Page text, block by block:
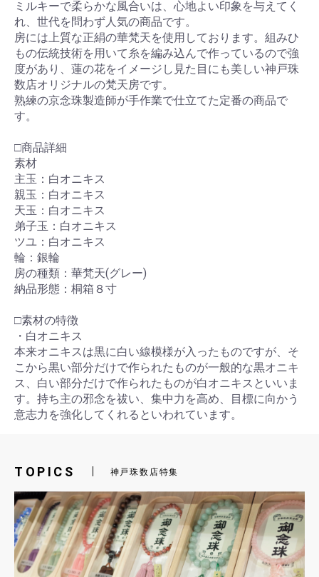
お買い物を続ける カートへ進む
ミルキーで柔らかな風合いは、心地よい印象を与えてく
れ、世代を問わず人気の商品です。
房には上質な正絹の華梵天を使用しております。組みひ
もの伝統技術を用いて糸を編み込んで作っているので強
度があり、蓮の花をイメージし見た目にも美しい神戸珠
数店オリジナルの梵天房です。
熟練の京念珠製造師が手作業で仕立てた定番の商品で
す。
□商品詳細
素材
主玉：白オニキス
親玉：白オニキス
天玉：白オニキス
弟子玉：白オニキス
ツユ：白オニキス
輪：銀輪
房の種類：華梵天(グレー)
納品形態：桐箱８寸
□素材の特徴
・白オニキス
本来オニキスは黒に白い線模様が入ったものですが、そ
こから黒い部分だけで作られたものが一般的な黒オニキ
ス、白い部分だけで作られたものが白オニキスといいま
す。持ち主の邪念を祓い、集中力を高め、目標に向かう
意志力を強化してくれるといわれています。
TOPICS 神戸珠数店特集